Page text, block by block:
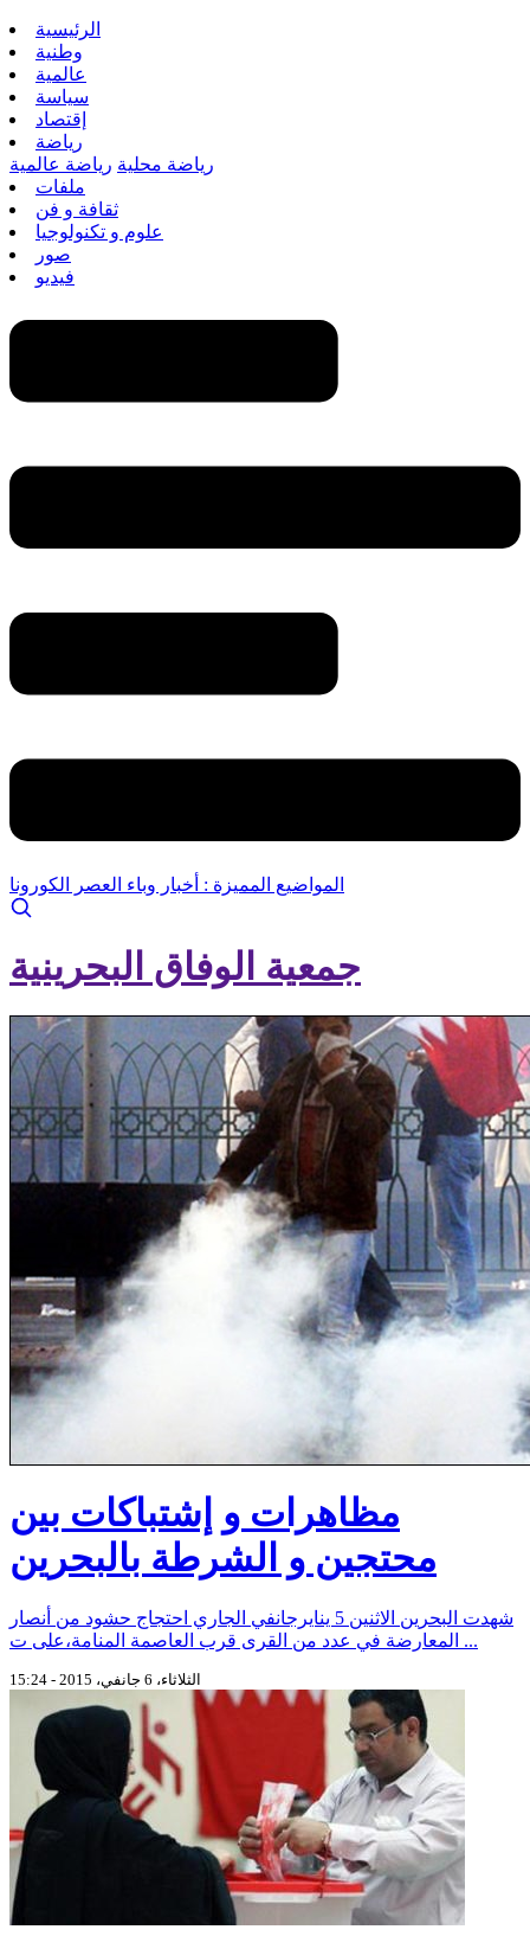
الرئيسية
وطنية
عالمية
سياسة
إقتصاد
رياضة
رياضة محلية رياضة عالمية
ملفات
ثقافة و فن
علوم و تكنولوجيا
صور
فيديو
المواضيع المميزة : أخبار وباء العصر الكورونا
جمعية الوفاق البحرينية
مظاهرات و إشتباكات بين
محتجين و الشرطة بالبحرين
شهدت البحرين الاثنين 5 ينايرجانفي الجاري احتجاج حشود من أنصار
المعارضة في عدد من القرى قرب العاصمة المنامة،على ت ...
الثلاثاء، 6 جانفي، 2015 - 15:24